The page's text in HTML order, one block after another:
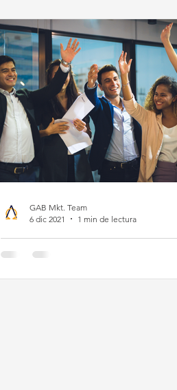
Un capital humano
motivado es el
ingrediente del éxito.
GAB Mkt. Team
6 dic 2021
1 min de lectura